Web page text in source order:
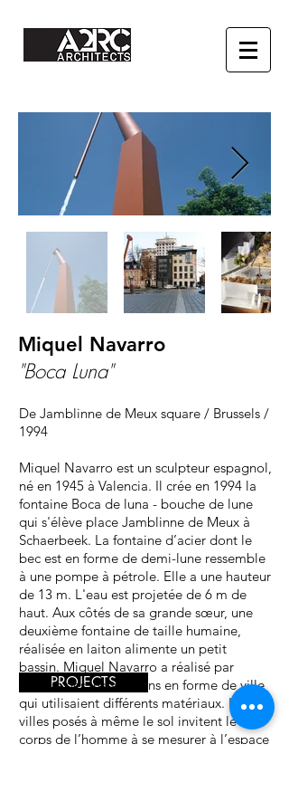
Miquel Navarro
"Boca Luna"
PROJECTS
De Jamblinne de Meux square / Brussels /
1994
Miquel Navarro est un sculpteur espagnol,
né en 1945 à Valencia. Il crée en 1994 la
fontaine Boca de luna - bouche de lune
qui s'élève place Jamblinne de Meux à
Schaerbeek. La fontaine d’acier dont le
bec est en forme de demi-lune ressemble
à une pompe à pétrole. Elle a une hauteur
de 13 m. L'eau est projetée de 6 m de
haut. Aux côtés de sa grande sœur, une
deuxième fontaine de taille humaine,
réalisée en laiton alimente un petit
bassin. Miquel Navarro a réalisé par
ailleurs des installations en forme de ville
qui utilisaient différents matériaux. Les
villes posés à même le sol invitent le
corps de l’homme à se mesurer à l’espace